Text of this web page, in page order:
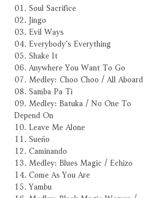
01. Soul Sacrifice
02. Jingo
03. Evil Ways
04. Everybody’s Everything
05. Shake It
06. Anywhere You Want To Go
07. Medley: Choo Choo / All Aboard
08. Samba Pa Ti
09. Medley: Batuka / No One To
Depend On
10. Leave Me Alone
11. Sueño
12. Caminando
13. Medley: Blues Magic / Echizo
14. Come As You Are
15. Yambu